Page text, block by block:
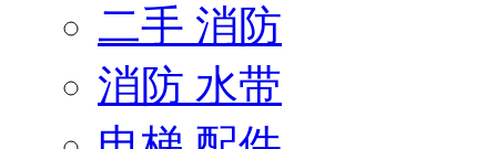
二手 消防
消防 水带